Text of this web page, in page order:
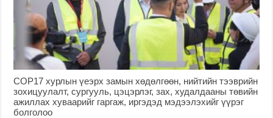
COP17 хурлын үеэрх замын хөдөлгөөн, нийтийн тээврийн
зохицуулалт, сургууль, цэцэрлэг, зах, худалдааны төвийн
ажиллах хуваарийг гаргаж, иргэдэд мэдээлэхийг үүрэг
болголоо